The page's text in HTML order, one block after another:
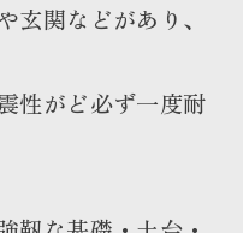
玄関などがあり、
性がど必ず一度耐